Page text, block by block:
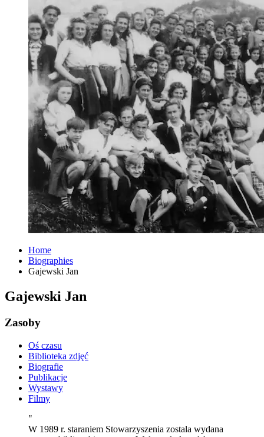
Home
Biographies
Gajewski Jan
Gajewski Jan
Zasoby
Oś czasu
Biblioteka zdjęć
Biografie
Publikacje
Wystawy
Filmy
"
W 1989 r. staraniem Stowarzyszenia zostala wydana